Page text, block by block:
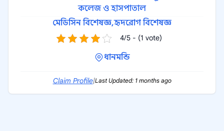
কলেজ ও হাসপাতাল
মেডিসিন বিশেষজ্ঞ,হৃদরোগ বিশেষজ্ঞ
4/5 - (1 vote)
ধানমন্ডি
Claim Profile|Last Updated: 1 months ago